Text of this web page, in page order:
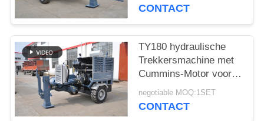
CONTACT
TY180 hydraulische
Trekkersmachine met
Cummins-Motor voor
Luchtlijn
negotiable MOQ:1SET
CONTACT